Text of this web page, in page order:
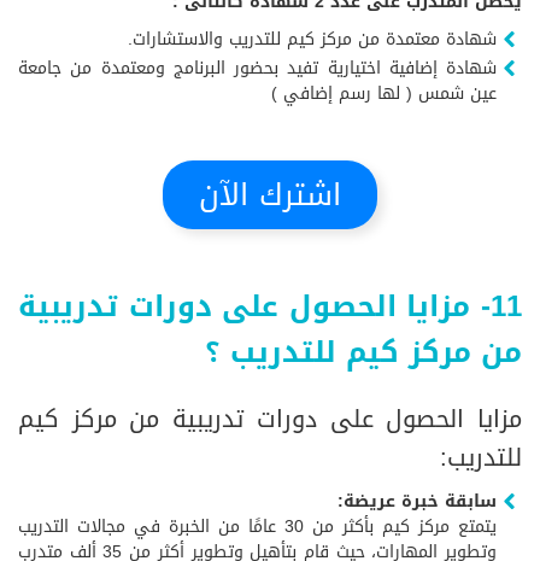
شهادة معتمدة من مركز كيم للتدريب والاستشارات.
شهادة إضافية اختيارية تفيد بحضور البرنامج ومعتمدة من جامعة
عين شمس ( لها رسم إضافي )
اشترك الآن
11- مزايا الحصول على دورات تدريبية
من مركز كيم للتدريب ؟
مزايا الحصول على دورات تدريبية من مركز كيم
للتدريب:
سابقة خبرة عريضة:
يتمتع مركز كيم بأكثر من 30 عامًا من الخبرة في مجالات التدريب
وتطوير المهارات، حيث قام بتأهيل وتطوير أكثر من 35 ألف متدرب